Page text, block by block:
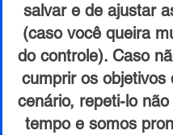
salvar e de ajustar
(caso você queira
do controle). Caso
cumprir os objetivos
cenário, repeti-lo
tempo e somos